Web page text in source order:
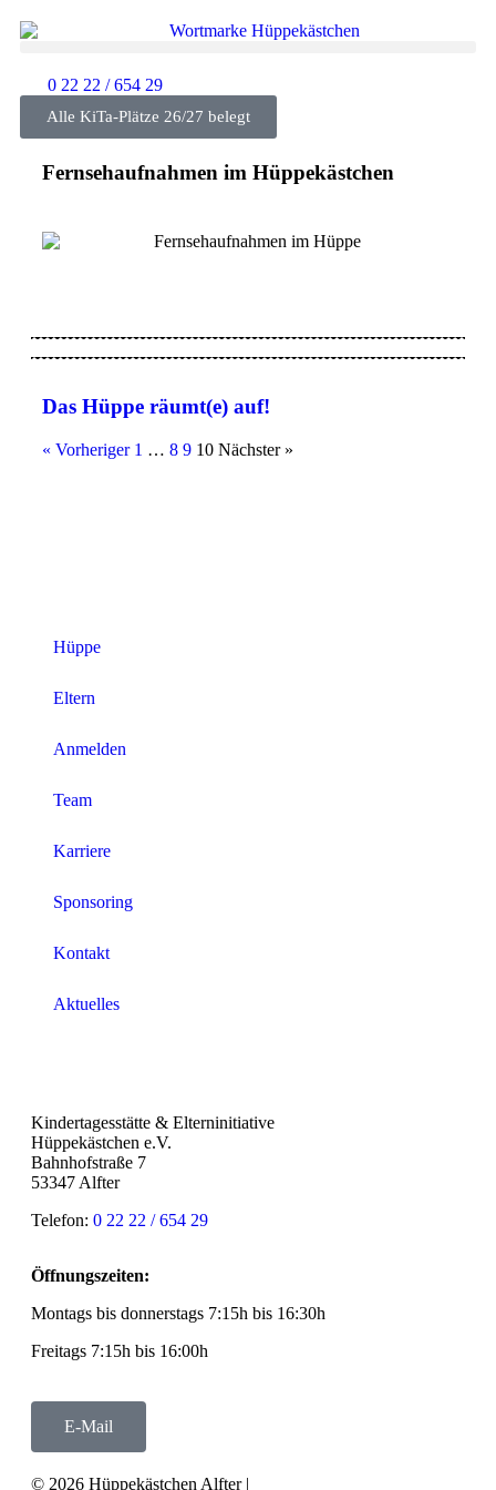
0 22 22 / 654 29
Alle KiTa-Plätze 26/27 belegt
Fernsehaufnahmen im Hüppekästchen
Das Hüppe räumt(e) auf!
« Vorheriger 1 … 8 9 10 Nächster »
Hüppe
Eltern
Anmelden
Team
Karriere
Sponsoring
Kontakt
Aktuelles
Kindertagesstätte & Elterninitiative
Hüppekästchen e.V.
Bahnhofstraße 7
53347 Alfter
Telefon: 0 22 22 / 654 29
Öffnungszeiten:
Montags bis donnerstags 7:15h bis 16:30h
Freitags 7:15h bis 16:00h
E-Mail
© 2026 Hüppekästchen Alfter |